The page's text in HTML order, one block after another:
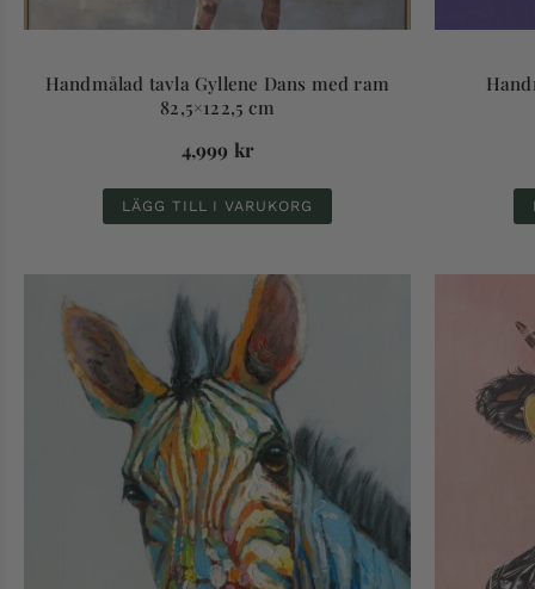
Handmålad tavla Gyllene Dans med ram
82,5×122,5 cm
4,999 kr
LÄGG TILL I VARUKORG